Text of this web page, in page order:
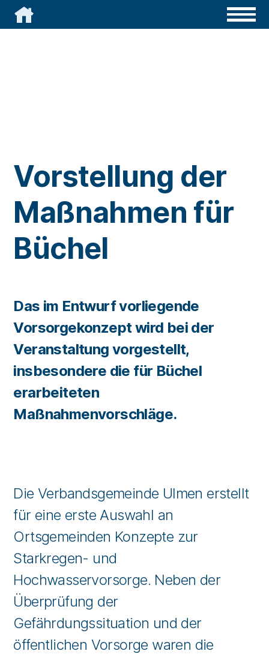

Vorstellung der
Maßnahmen für
Büchel
Das im Entwurf vorliegende
Vorsorgekonzept wird bei der
Veranstaltung vorgestellt,
insbesondere die für Büchel
erarbeiteten
Maßnahmenvorschläge.
Die Verbandsgemeinde Ulmen erstellt
für eine erste Auswahl an
Ortsgemeinden Konzepte zur
Starkregen- und
Hochwasservorsorge. Neben der
Überprüfung der
Gefährdungssituation und der
öffentlichen Vorsorge waren die